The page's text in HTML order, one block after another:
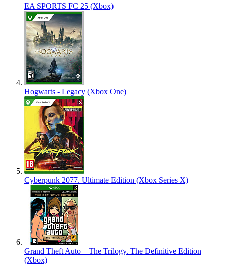
EA SPORTS FC 25 (Xbox)
Hogwarts - Legacy (Xbox One)
Cyberpunk 2077. Ultimate Edition (Xbox Series X)
Grand Theft Auto – The Trilogy. The Definitive Edition
(Xbox)